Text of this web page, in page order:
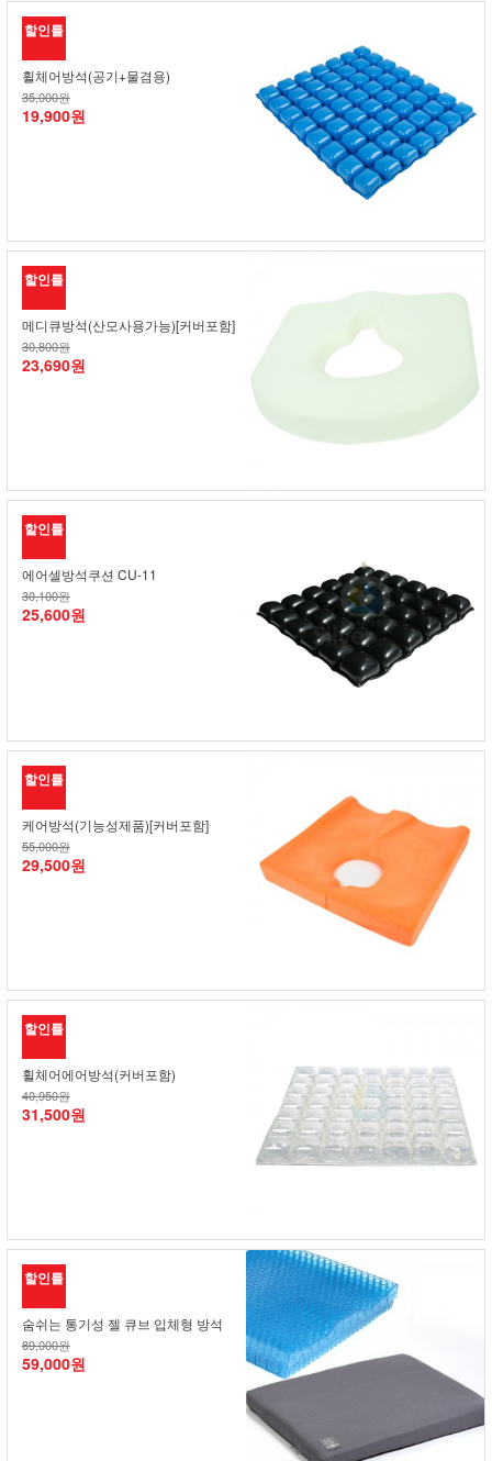
할인률
휠체어방석(공기+물겸용)
35,000원
19,900원
할인률
메디큐방석(산모사용가능)[커버포함]
30,800원
23,690원
할인률
에어셀방석쿠션 CU-11
30,100원
25,600원
할인률
케어방석(기능성제품)[커버포함]
55,000원
29,500원
할인률
휠체어에어방석(커버포함)
40,950원
31,500원
할인률
숨쉬는 통기성 젤 큐브 입체형 방석
89,000원
59,000원